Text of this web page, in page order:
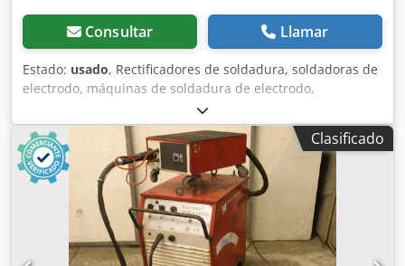
Consultar Llamar
Estado: usado, Rectificadores de soldadura, soldadoras de
electrodo, máquinas de soldadura de electrodo,
rectificadores de soldadura de electrodo, fuentes de
corriente -Rectificadores trifásicos para: soldaduras con
electrodo de corriente continua (DC) Dwsdpfxod Ih Daj
Aklsa -Potencia de soldadura: máx. 350 A -Cable de
soldadura con: pinza de electrodo -Cable de masa -
Cantidad: 2 soldadoras disponibles -Precio: por unidad -
Dimensiones: 500/620/A835 mm -Peso: 126 kg
Clasificado